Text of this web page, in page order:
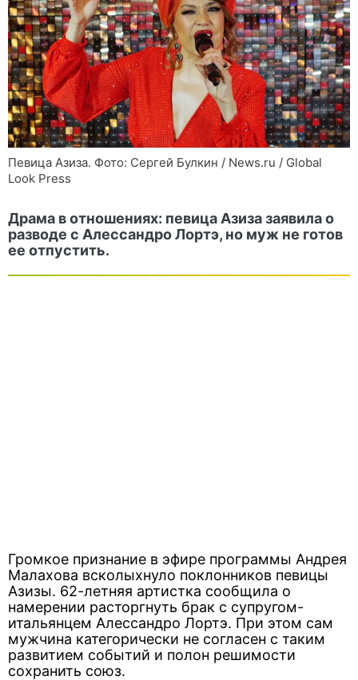
Певица Азиза. Фото: Сергей Булкин / News.ru / Global
Look Press
Драма в отношениях: певица Азиза заявила о
разводе с Алессандро Лортэ, но муж не готов
ее отпустить.
Громкое признание в эфире программы Андрея
Малахова всколыхнуло поклонников певицы
Азизы. 62-летняя артистка сообщила о
намерении расторгнуть брак с супругом-
итальянцем Алессандро Лортэ. При этом сам
мужчина категорически не согласен с таким
развитием событий и полон решимости
сохранить союз.